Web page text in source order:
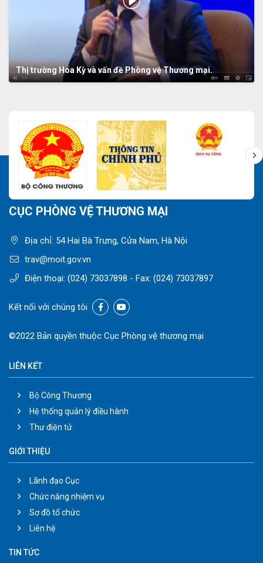
Thị trường Hoa Kỳ và vấn đề Phòng vệ Thương mại.
CỤC PHÒNG VỆ THƯƠNG MẠI
Địa chỉ: 54 Hai Bà Trưng, Cửa Nam, Hà Nội
trav@moit.gov.vn
Điện thoại: (024) 73037898 - Fax: (024) 73037897
Kết nối với chúng tôi
©2022 Bản quyền thuộc Cục Phòng vệ thương mại
LIÊN KẾT
Bộ Công Thương
Hệ thống quản lý điều hành
Thư điện tử
GIỚI THIỆU
Lãnh đạo Cục
Chức năng nhiệm vụ
Sơ đồ tổ chức
Liên hệ
TIN TỨC